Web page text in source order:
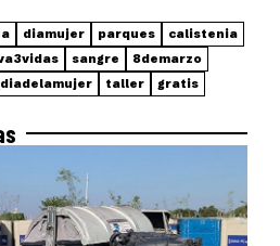
diamujer parques
calistenia
sangre
8demarzo
diadelamujer taller
gratis